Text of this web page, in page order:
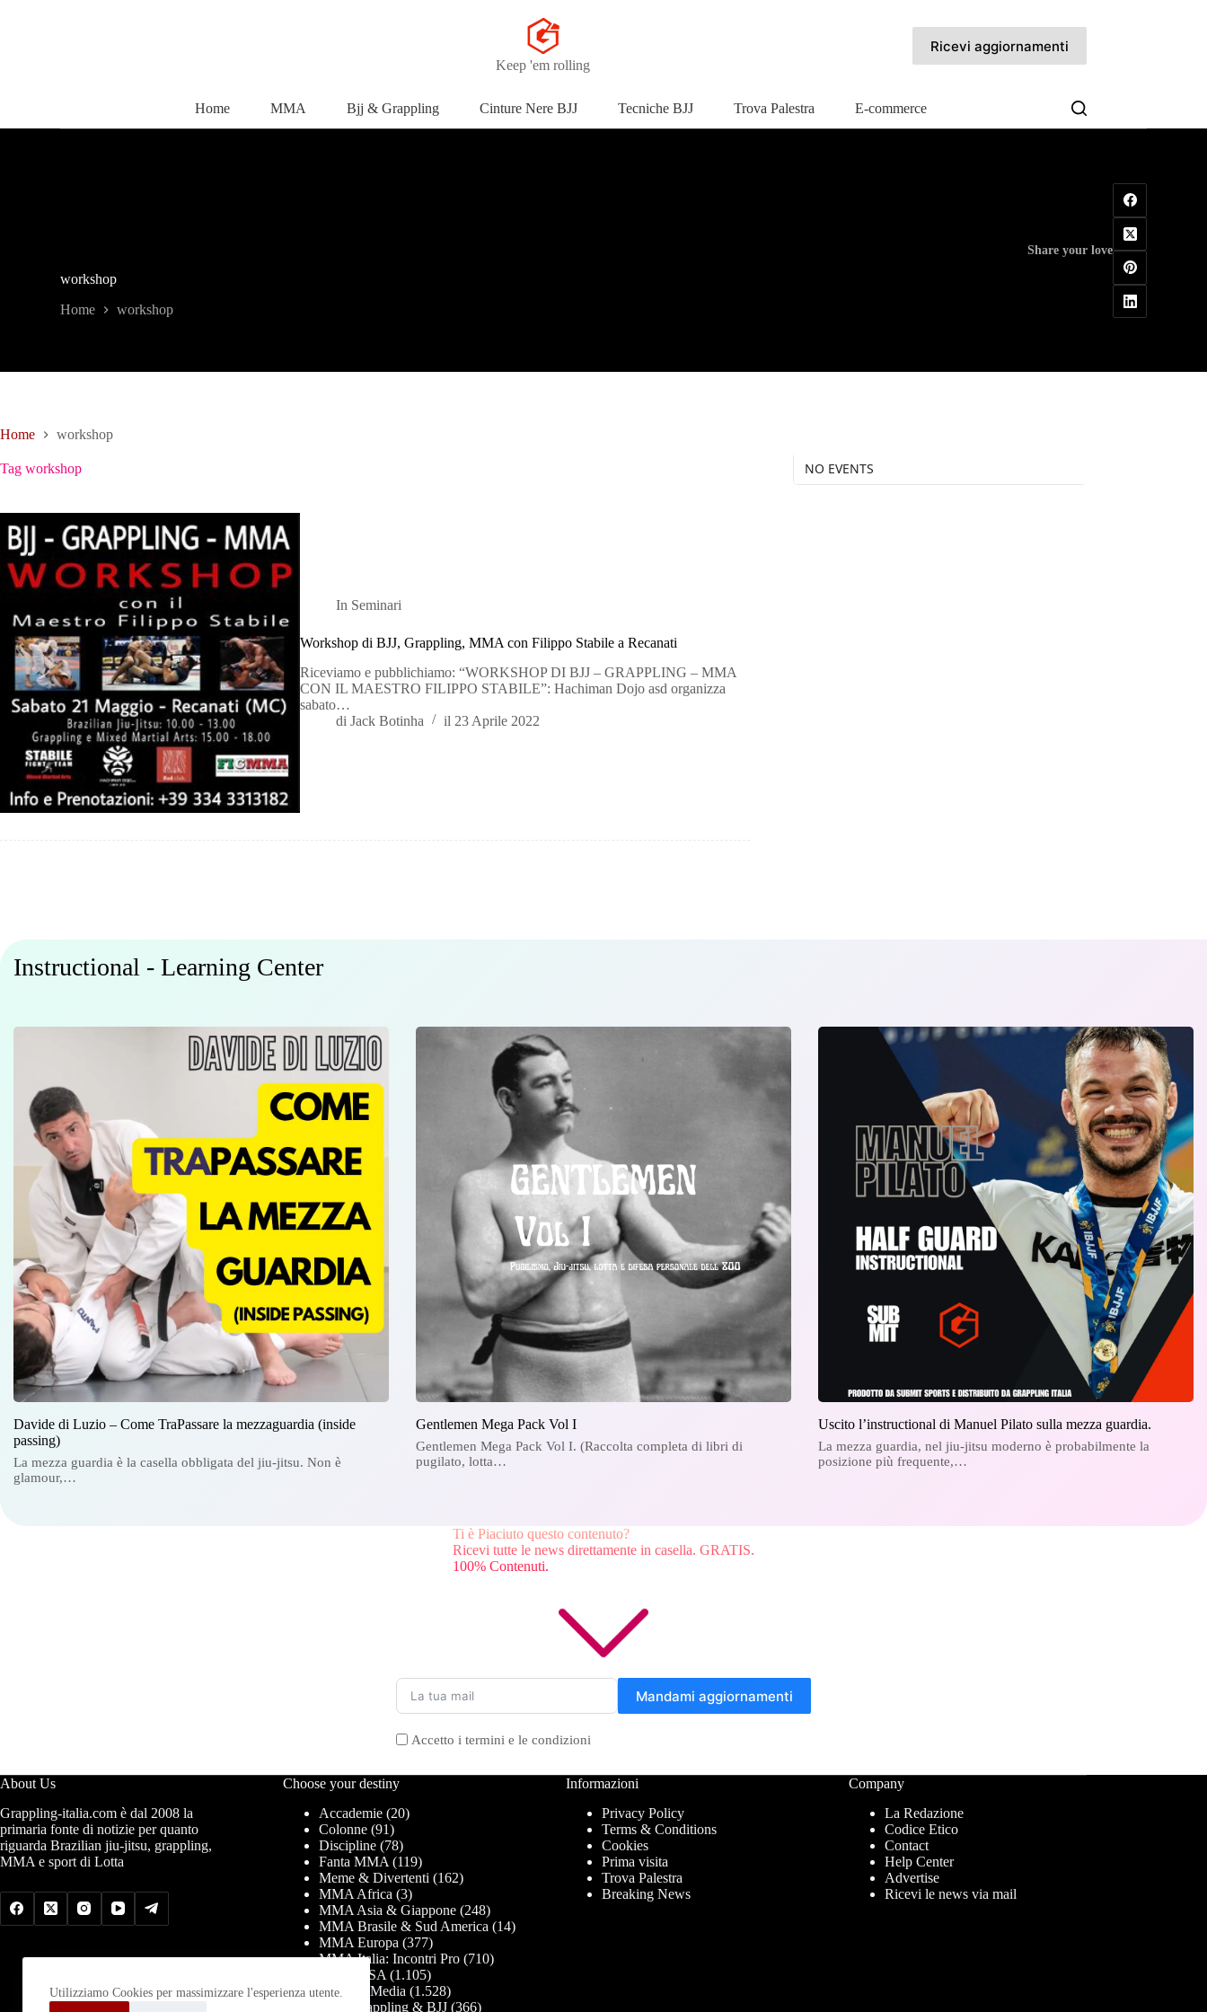
Utilizziamo Cookies per massimizzare l'esperienza utente.
Keep 'em rolling
Ricevi aggiornamenti
Home MMA Bjj & Grappling Cinture Nere BJJ Tecniche BJJ Trova Palestra E-commerce
workshop
Home workshop
Share your love
Home workshop
Tag workshop
In Seminari
Workshop di BJJ, Grappling, MMA con Filippo Stabile a Recanati
Riceviamo e pubblichiamo: “WORKSHOP DI BJJ – GRAPPLING – MMA
CON IL MAESTRO FILIPPO STABILE”: Hachiman Dojo asd organizza
sabato…
di Jack Botinha il 23 Aprile 2022
NO EVENTS
Instructional - Learning Center
Davide di Luzio – Come TraPassare la mezzaguardia (inside
passing)
La mezza guardia è la casella obbligata del jiu-jitsu. Non è
glamour,…
Gentlemen Mega Pack Vol I
Gentlemen Mega Pack Vol I. (Raccolta completa di libri di
pugilato, lotta…
Uscito l’instructional di Manuel Pilato sulla mezza guardia.
La mezza guardia, nel jiu-jitsu moderno è probabilmente la
posizione più frequente,…
Ti è Piaciuto questo contenuto?
Ricevi tutte le news direttamente in casella. GRATIS.
100% Contenuti.
Mandami aggiornamenti
Accetto i termini e le condizioni
About Us
Grappling-italia.com è dal 2008 la
primaria fonte di notizie per quanto
riguarda Brazilian jiu-jitsu, grappling,
MMA e sport di Lotta
Choose your destiny
Accademie(20)
Colonne(91)
Discipline(78)
Fanta MMA (119)
Meme & Divertenti (162)
MMA Africa (3)
MMA Asia & Giappone(248)
MMA Brasile & Sud America (14)
MMA Europa (377)
MMA Italia: Incontri Pro(710)
MMA USA (1.105)
News & Media (1.528)
PRO Grappling & BJJ(366)
Informazioni
Privacy Policy
Terms & Conditions
Cookies
Prima visita
Trova Palestra
Breaking News
Company
La Redazione
Codice Etico
Contact
Help Center
Advertise
Ricevi le news via mail